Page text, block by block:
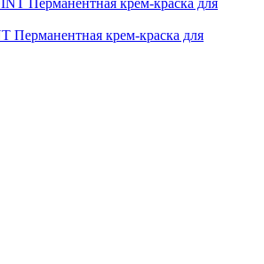
Перманентная крем-краска для
средства для окрашивания волос